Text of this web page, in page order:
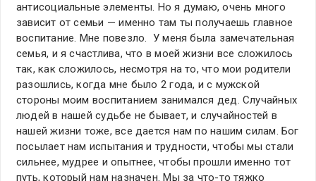
антисоциальные элементы. Но я думаю, очень много
зависит от семьи — именно там ты получаешь главное
воспитание. Мне повезло. У меня была замечательная
семья, и я счастлива, что в моей жизни все сложилось
так, как сложилось, несмотря на то, что мои родители
разошлись, когда мне было 2 года, и с мужской
стороны моим воспитанием занимался дед. Случайных
людей в нашей судьбе не бывает, и случайностей в
нашей жизни тоже, все дается нам по нашим силам. Бог
посылает нам испытания и трудности, чтобы мы стали
сильнее, мудрее и опытнее, чтобы прошли именно тот
путь, который нам назначен. Мы за что-то тяжко